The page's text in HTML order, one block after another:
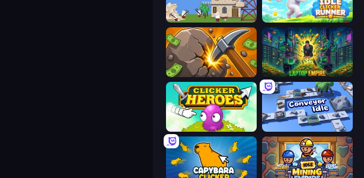
Babel Tower Idle Clicker Runner
Mine Clicker Laptop Empire
Clicker Heroes Conveyor Idle